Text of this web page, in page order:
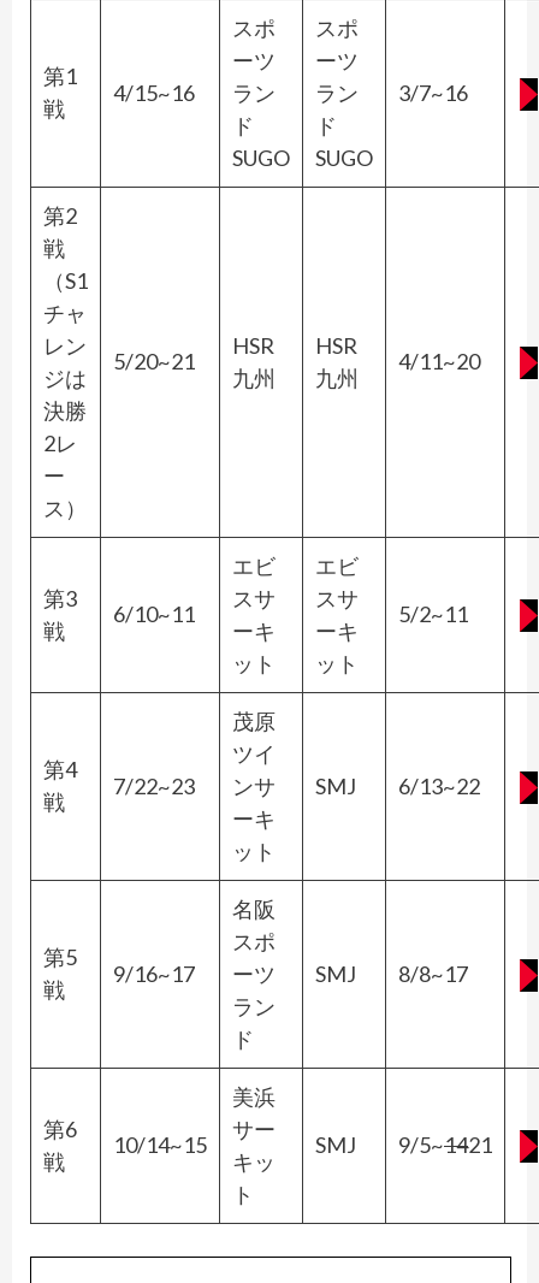
第1
戦
4/15~16
スポ
ーツ
ラン
ド
SUGO
スポ
ーツ
ラン
ド
SUGO
3/7~16
第2
戦
（S1
チャ
レン
ジは
決勝
2レ
ー
ス）
5/20~21
HSR
九州
HSR
九州
4/11~20
第3
戦
6/10~11
エビ
スサ
ーキ
ット
エビ
スサ
ーキ
ット
5/2~11
第4
戦
7/22~23
茂原
ツイ
ンサ
ーキ
ット
SMJ 6/13~22
第5
戦
9/16~17
名阪
スポ
ーツ
ラン
ド
SMJ 8/8~17
第6
戦
10/14~15
美浜
サー
キッ
ト
SMJ 9/5~1421